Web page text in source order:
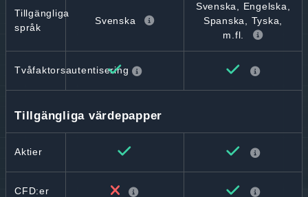
Tillgängliga
språk
Svenska
Svenska, Engelska,
Spanska, Tyska,
m.fl.
Tvåfaktorsautentisering
Tillgängliga värdepapper
Aktier
CFD:er